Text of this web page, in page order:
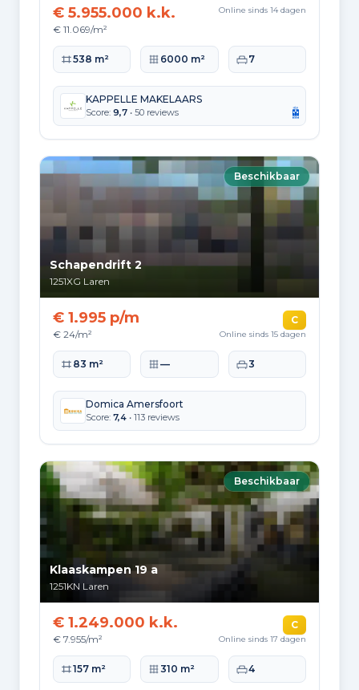
€ 5.955.000 k.k.
€ 11.069/m²
Online sinds 14 dagen
Woonoppervlakte
538 m² Perceeloppervlakte
6000 m² Slaapkamers
7
KAPPELLE MAKELAARS
Score: 9,7 • 50 reviews
Beschikbaar
Schapendrift 2
1251XG Laren
€ 1.995 p/m
€ 24/m²
C
Online sinds 15 dagen
Woonoppervlakte
83 m² Perceeloppervlakte
— Slaapkamers
3
Domica Amersfoort
Score: 7,4 • 113 reviews
Beschikbaar
Klaaskampen 19 a
1251KN Laren
€ 1.249.000 k.k.
€ 7.955/m²
C
Online sinds 17 dagen
Woonoppervlakte
157 m² Perceeloppervlakte
310 m² Slaapkamers
4